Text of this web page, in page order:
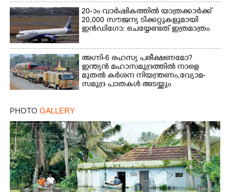
20-ാം വാർഷികത്തിൽ യാത്രക്കാർക്ക്
20,000 സൗജന്യ ടിക്കറ്റുകളുമായി
ഇൻഡിഗോ: ചെയ്യേണ്ടത് ഇത്രമാത്രം
അഗ്നി-6 രഹസ്യ പരീക്ഷണമോ?
ഇന്ത്യൻ മഹാസമുദ്രത്തിൽ നാളെ
മുതൽ കർശന നിയന്ത്രണം,വ്യോമ-
സമുദ്ര പാതകൾ അടയ്ക്കും
PHOTO GALLERY